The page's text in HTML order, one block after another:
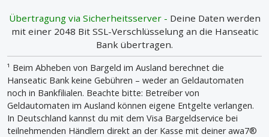
Übertragung via Sicherheitsserver - Deine Daten werden
mit einer 2048 Bit SSL-Verschlüsselung an die Hanseatic
Bank übertragen.
¹ Beim Abheben von Bargeld im Ausland berechnet die
Hanseatic Bank keine Gebühren – weder an Geldautomaten
noch in Bankfilialen. Beachte bitte: Betreiber von
Geldautomaten im Ausland können eigene Entgelte verlangen.
In Deutschland kannst du mit dem Visa Bargeldservice bei
teilnehmenden Händlern direkt an der Kasse mit deiner awa7®